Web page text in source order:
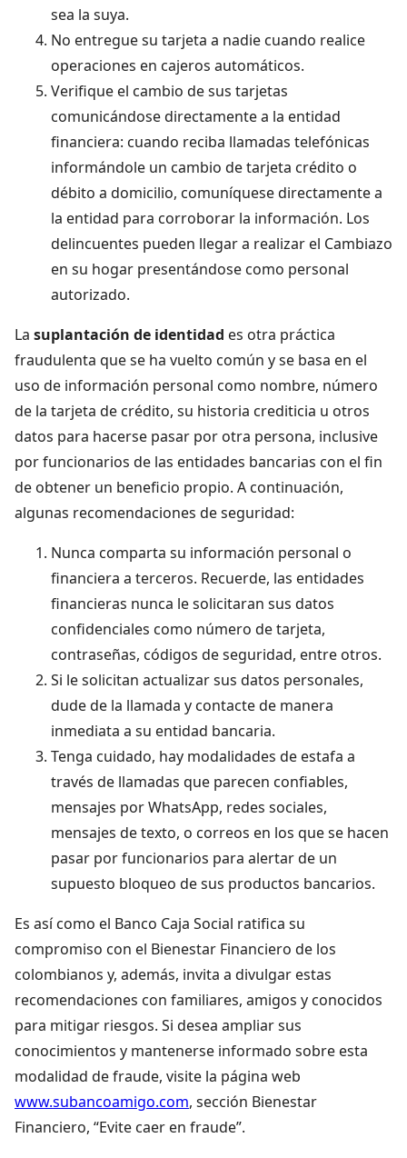
sea la suya.
No entregue su tarjeta a nadie cuando realice
operaciones en cajeros automáticos.
Verifique el cambio de sus tarjetas
comunicándose directamente a la entidad
financiera: cuando reciba llamadas telefónicas
informándole un cambio de tarjeta crédito o
débito a domicilio, comuníquese directamente a
la entidad para corroborar la información. Los
delincuentes pueden llegar a realizar el Cambiazo
en su hogar presentándose como personal
autorizado.
La suplantación de identidad es otra práctica
fraudulenta que se ha vuelto común y se basa en el
uso de información personal como nombre, número
de la tarjeta de crédito, su historia crediticia u otros
datos para hacerse pasar por otra persona, inclusive
por funcionarios de las entidades bancarias con el fin
de obtener un beneficio propio. A continuación,
algunas recomendaciones de seguridad:
Nunca comparta su información personal o
financiera a terceros. Recuerde, las entidades
financieras nunca le solicitaran sus datos
confidenciales como número de tarjeta,
contraseñas, códigos de seguridad, entre otros.
Si le solicitan actualizar sus datos personales,
dude de la llamada y contacte de manera
inmediata a su entidad bancaria.
Tenga cuidado, hay modalidades de estafa a
través de llamadas que parecen confiables,
mensajes por WhatsApp, redes sociales,
mensajes de texto, o correos en los que se hacen
pasar por funcionarios para alertar de un
supuesto bloqueo de sus productos bancarios.
Es así como el Banco Caja Social ratifica su
compromiso con el Bienestar Financiero de los
colombianos y, además, invita a divulgar estas
recomendaciones con familiares, amigos y conocidos
para mitigar riesgos. Si desea ampliar sus
conocimientos y mantenerse informado sobre esta
modalidad de fraude, visite la página web
www.subancoamigo.com, sección Bienestar
Financiero, “Evite caer en fraude”.